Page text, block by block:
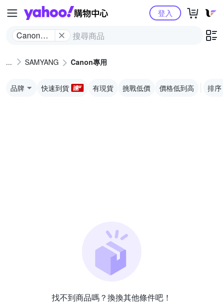
Yahoo購物中心
Canon專
登入
SAMYANG Canon專用
品牌 快速到貨 有現貨 挑戰低價 價格低到高 排序
找不到商品嗎？換換其他條件吧！